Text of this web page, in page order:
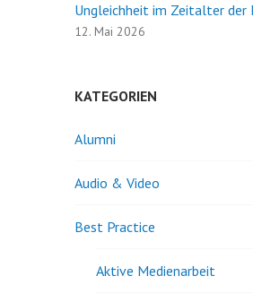
Ungleichheit im Zeitalter der
12. Mai 2026
KATEGORIEN
Alumni
Audio & Video
Best Practice
Aktive Medienarbeit